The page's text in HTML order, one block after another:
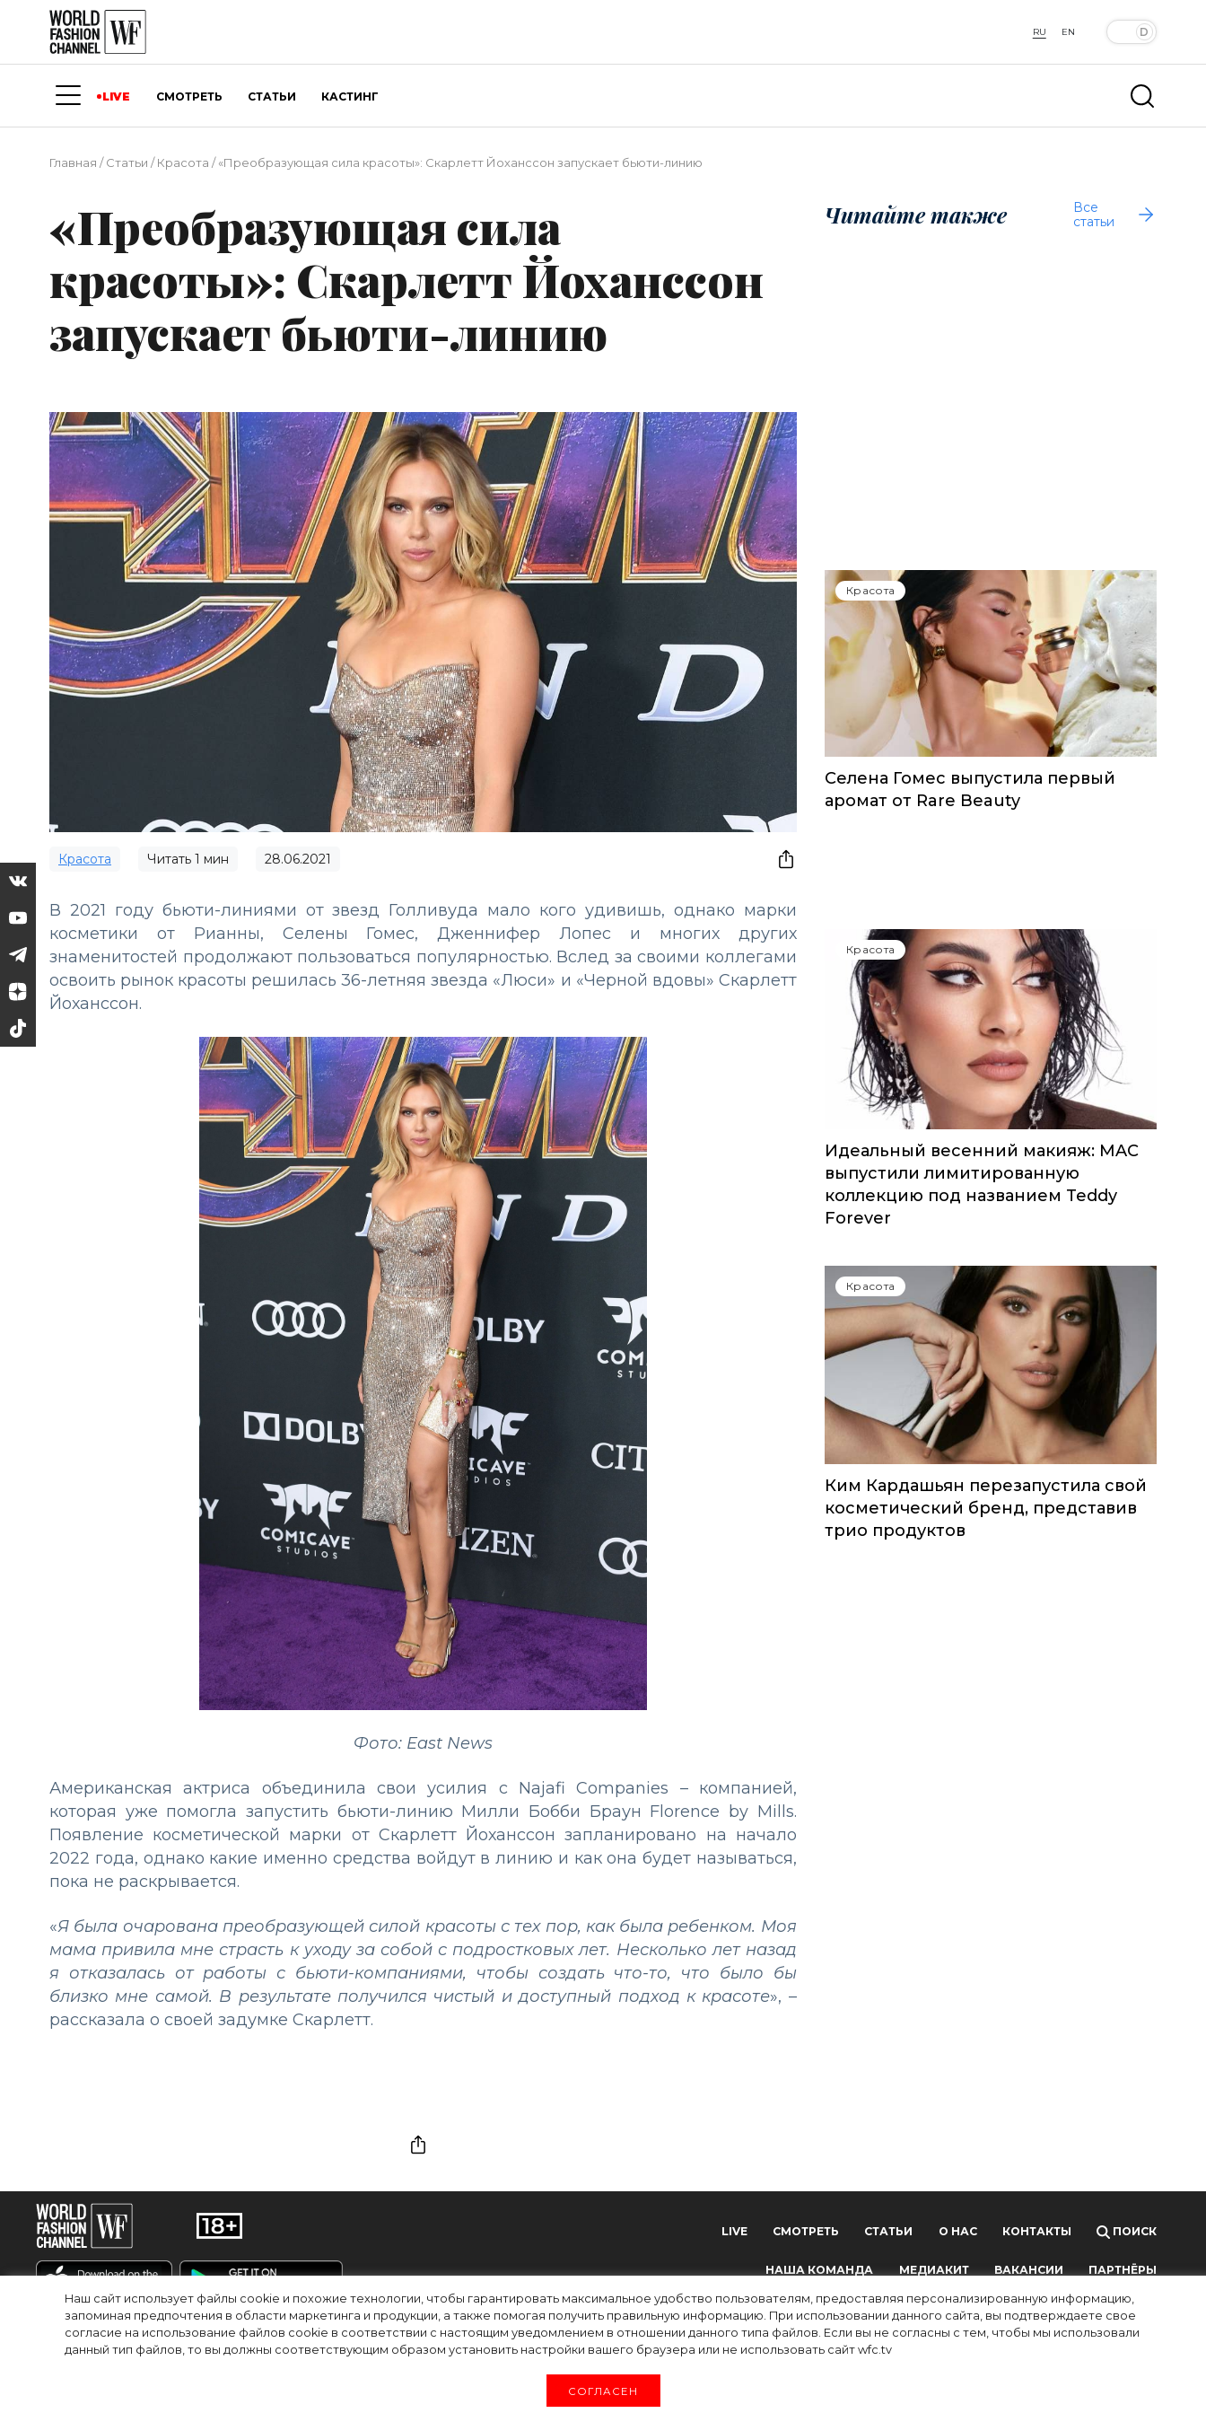
Наш сайт использует файлы cookie и похожие технологии, чтобы гарантировать максимальное удобство пользователям, предоставляя персонализированную информацию,
запоминая предпочтения в области маркетинга и продукции, а также помогая получить правильную информацию. При использовании данного сайта, вы подтверждаете свое
согласие на использование файлов cookie в соответствии с настоящим уведомлением в отношении данного типа файлов. Если вы не согласны с тем, чтобы мы использовали
данный тип файлов, то вы должны соответствующим образом установить настройки вашего браузера или не использовать сайт wfc.tv
СОГЛАСЕН
RU EN
LIVE СМОТРЕТЬ СТАТЬИ КАСТИНГ
Главная /Статьи /Красота /«Преобразующая сила красоты»: Скарлетт Йоханссон запускает бьюти-линию
«Преобразующая сила
красоты»: Скарлетт Йоханссон
запускает бьюти-линию
Красота Читать 1 мин 28.06.2021
В 2021 году бьюти-линиями от звезд Голливуда мало кого удивишь, однако марки
косметики от Рианны, Селены Гомес, Дженнифер Лопес и многих других
знаменитостей продолжают пользоваться популярностью. Вслед за своими коллегами
освоить рынок красоты решилась 36-летняя звезда «Люси» и «Черной вдовы» Скарлетт
Йоханссон.
Фото: East News
Американская актриса объединила свои усилия с Najafi Companies – компанией,
которая уже помогла запустить бьюти-линию Милли Бобби Браун Florence by Mills.
Появление косметической марки от Скарлетт Йоханссон запланировано на начало
2022 года, однако какие именно средства войдут в линию и как она будет называться,
пока не раскрывается.
«Я была очарована преобразующей силой красоты с тех пор, как была ребенком. Моя
мама привила мне страсть к уходу за собой с подростковых лет. Несколько лет назад
я отказалась от работы с бьюти-компаниями, чтобы создать что-то, что было бы
близко мне самой. В результате получился чистый и доступный подход к красоте», –
рассказала о своей задумке Скарлетт.
Читайте также
Все
статьи
Красота
Селена Гомес выпустила первый
аромат от Rare Beauty
Красота
Идеальный весенний макияж: MAC
выпустили лимитированную
коллекцию под названием Teddy
Forever
Красота
Ким Кардашьян перезапустила свой
косметический бренд, представив
трио продуктов
LIVE СМОТРЕТЬ СТАТЬИ О НАС КОНТАКТЫ ПОИСК
НАША КОМАНДА МЕДИАКИТ ВАКАНСИИ ПАРТНЁРЫ
EN
© 2025Сетевое издание «World Fashion Channel» (доменное имя сайта: wfc.tv) зарегистрировано Федеральной службой по надзору в сфере связи, информационных технологий и массовых коммуникаций (Роскомнадзор),
регистрационный номер и дата принятия решения о регистрации: серия Эл № ФС 77-83223 от 12 мая 2022 г. Главный редактор Григорьев В.О. Адрес электронной почты редакции:
редакции: 123100, Москва, 1-й Красногвардейский пр., д.15 этаж 5 каб. 3. Все права на любые материалы, опубликованные на сайте, защищены в соответствии с российским и международным законодательством об интеллектуальной